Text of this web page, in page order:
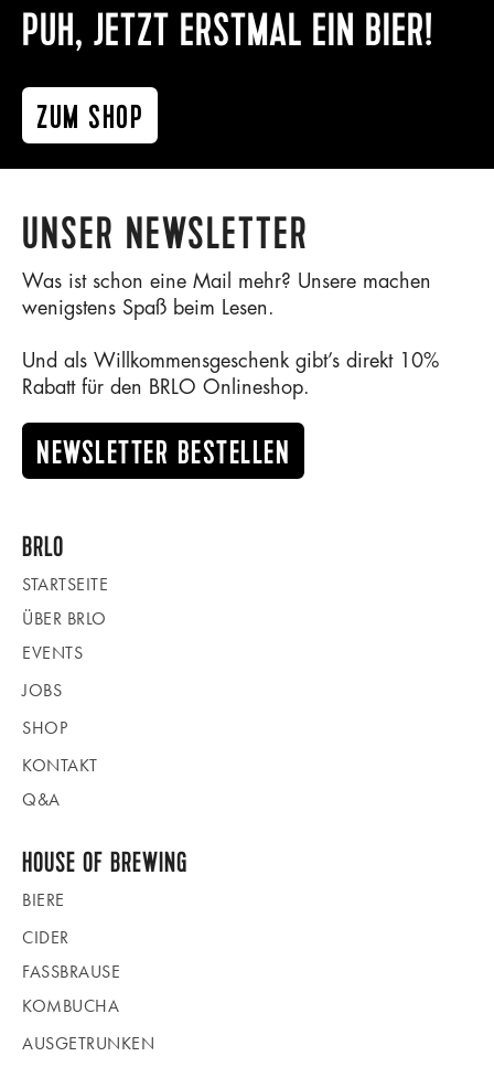
PUH, JETZT ERSTMAL EIN BIER!
ZUM SHOP
UNSER NEWSLETTER
Was ist schon eine Mail mehr? Unsere machen
wenigstens Spaß beim Lesen.
Und als Willkommensgeschenk gibt’s direkt 10%
Rabatt für den BRLO Onlineshop.
NEWSLETTER BESTELLEN
BRLO
STARTSEITE
ÜBER BRLO
EVENTS
JOBS
SHOP
KONTAKT
Q&A
HOUSE OF BREWING
BIERE
CIDER
FASSBRAUSE
KOMBUCHA
AUSGETRUNKEN